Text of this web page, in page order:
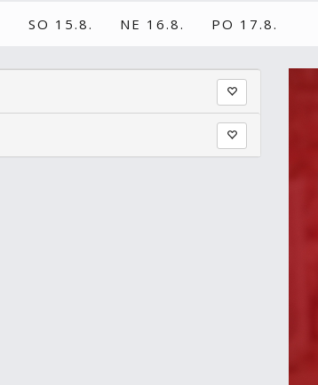
SO 15.8. NE 16.8. PO 17.8.